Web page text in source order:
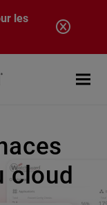
les
Open
cloud